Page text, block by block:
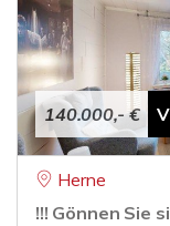
140.000,- €
Herne
!!! Gönnen Sie